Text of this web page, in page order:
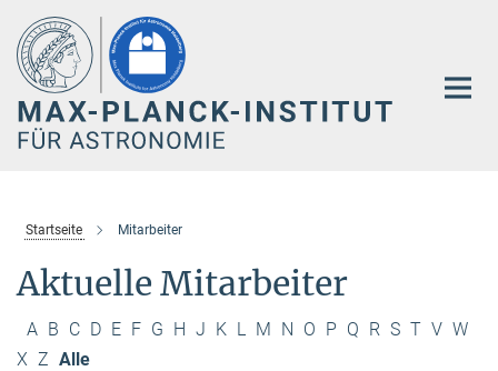
Hauptinhalt
Startseite Mitarbeiter
Aktuelle Mitarbeiter
A B C D E F G H J K L M N O P Q R S T V W
X Z Alle